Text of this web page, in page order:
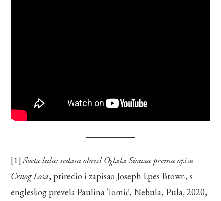
[1] Sveta lula: sedam obred Oglala Siouxa prema opisu
Crnog Losa, priredio i zapisao Joseph Epes Brown, s
engleskog prevela Paulina Tomić, Nebula, Pula, 2020,